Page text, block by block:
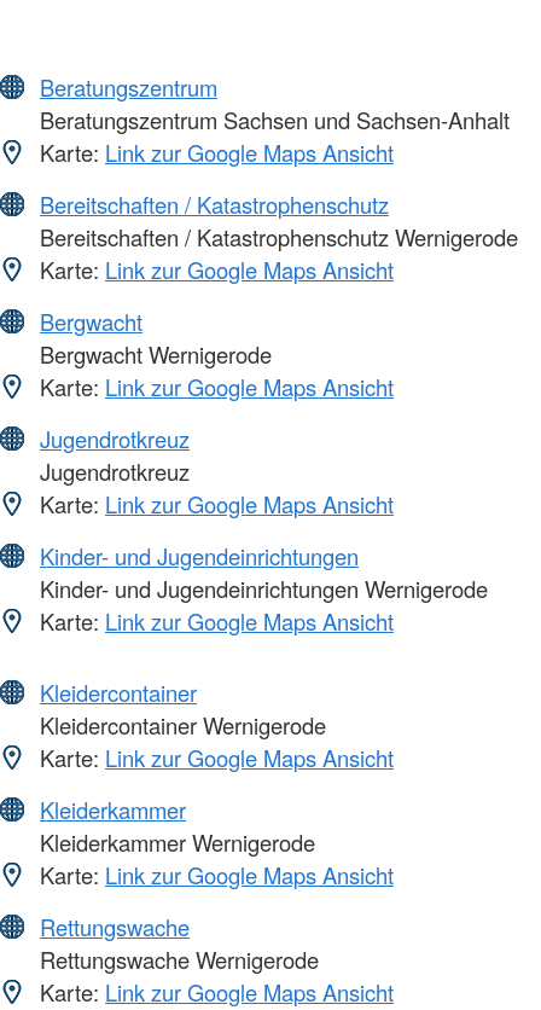
Beratungszentrum
Beratungszentrum Sachsen und Sachsen-Anhalt
Karte: Link zur Google Maps Ansicht
Bereitschaften / Katastrophenschutz
Bereitschaften / Katastrophenschutz Wernigerode
Karte: Link zur Google Maps Ansicht
Bergwacht
Bergwacht Wernigerode
Karte: Link zur Google Maps Ansicht
Jugendrotkreuz
Jugendrotkreuz
Karte: Link zur Google Maps Ansicht
Kinder- und Jugendeinrichtungen
Kinder- und Jugendeinrichtungen Wernigerode
Karte: Link zur Google Maps Ansicht
Kleidercontainer
Kleidercontainer Wernigerode
Karte: Link zur Google Maps Ansicht
Kleiderkammer
Kleiderkammer Wernigerode
Karte: Link zur Google Maps Ansicht
Rettungswache
Rettungswache Wernigerode
Karte: Link zur Google Maps Ansicht